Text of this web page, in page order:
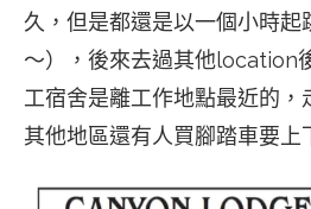
久，但是都還是以一個小時起
～），後來去過其他location
工宿舍是離工作地點最近的，
其他地區還有人買腳踏車要上